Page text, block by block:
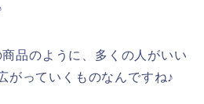
品のように、多くの人がいい
がっていくものなんですね♪